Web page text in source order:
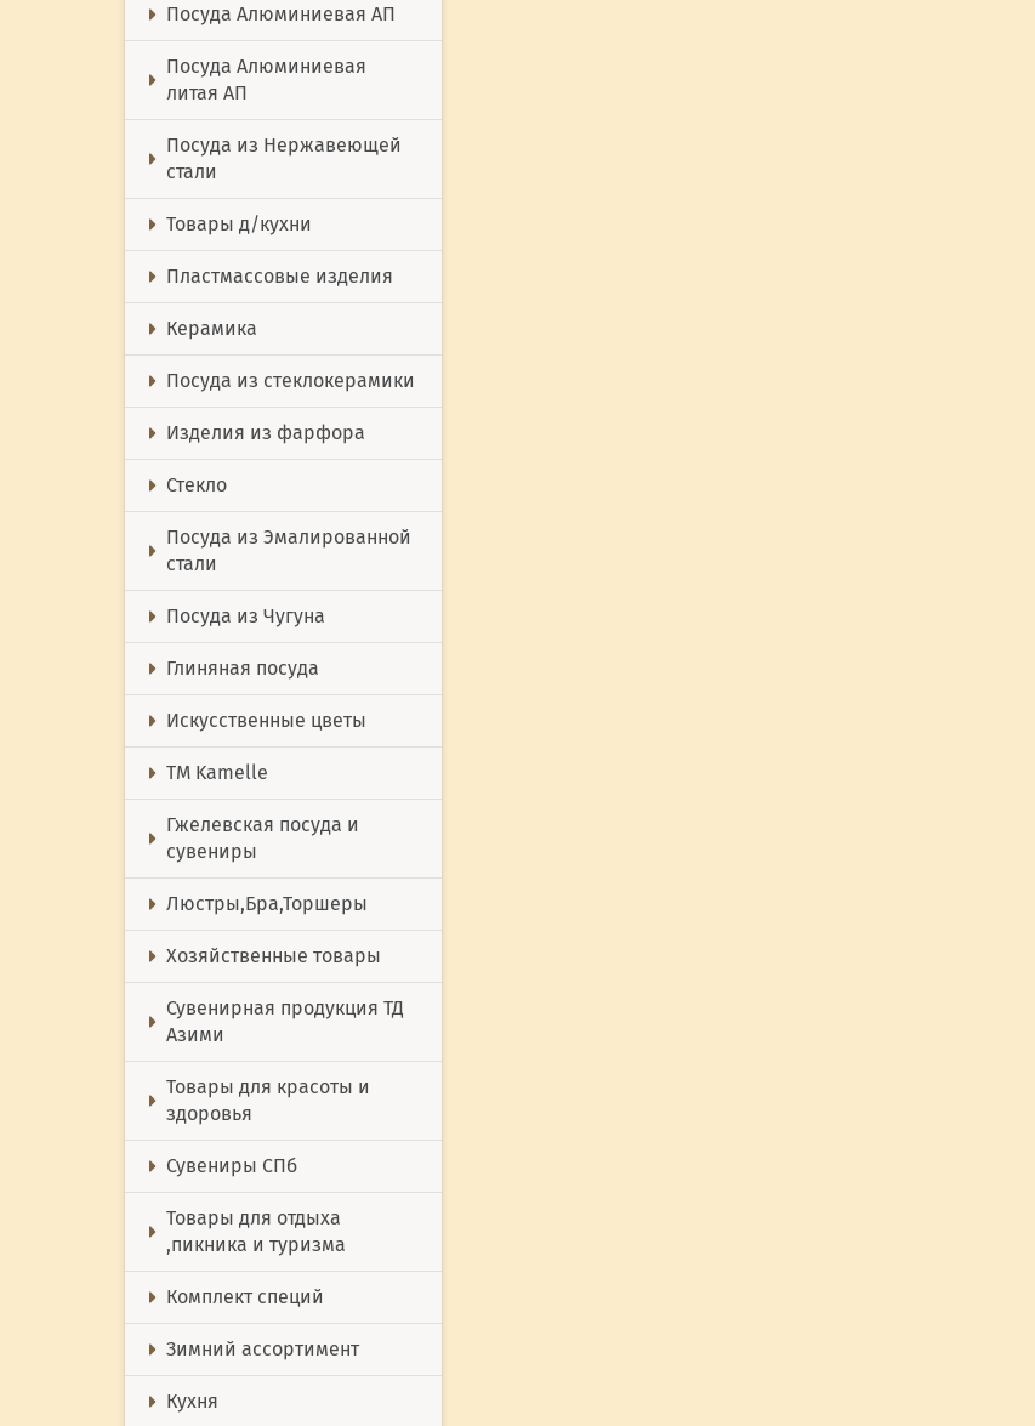
Посуда Алюминиевая АП
Посуда Алюминиевая
литая АП
Посуда из Нержавеющей
стали
Товары д/кухни
Пластмассовые изделия
Керамика
Посуда из стеклокерамики
Изделия из фарфора
Стекло
Посуда из Эмалированной
стали
Посуда из Чугуна
Глиняная посуда
Искусственные цветы
ТМ Kamelle
Гжелевская посуда и
сувениры
Люстры,Бра,Торшеры
Хозяйственные товары
Сувенирная продукция ТД
Азими
Товары для красоты и
здоровья
Сувениры СПб
Товары для отдыха
,пикника и туризма
Комплект специй
Зимний ассортимент
Кухня